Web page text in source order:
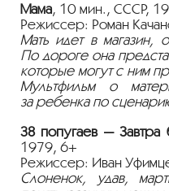
Мама, 10 мин., СССР,
Режиссер: Роман
Мать идет в магазин,
По дороге она
которые могут с ним
Мультфильм о
за ребенка по
38 попугаев — Завтра
1979, 6+
Режиссер: Иван
Слоненок, удав,